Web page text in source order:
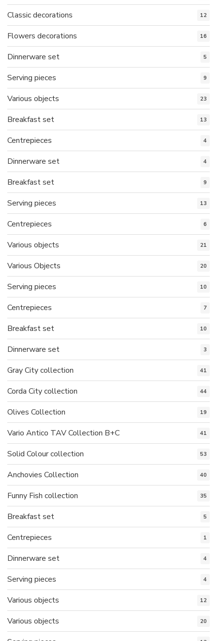
Classic decorations 12
Flowers decorations 16
Dinnerware set 5
Serving pieces 9
Various objects 23
Breakfast set 13
Centrepieces 4
Dinnerware set 4
Breakfast set 9
Serving pieces 13
Centrepieces 6
Various objects 21
Various Objects 20
Serving pieces 10
Centrepieces 7
Breakfast set 10
Dinnerware set 3
Gray City collection 41
Corda City collection 44
Olives Collection 19
Vario Antico TAV Collection B+C 41
Solid Colour collection 53
Anchovies Collection 40
Funny Fish collection 35
Breakfast set 5
Centrepieces 1
Dinnerware set 4
Serving pieces 4
Various objects 12
Various objects 20